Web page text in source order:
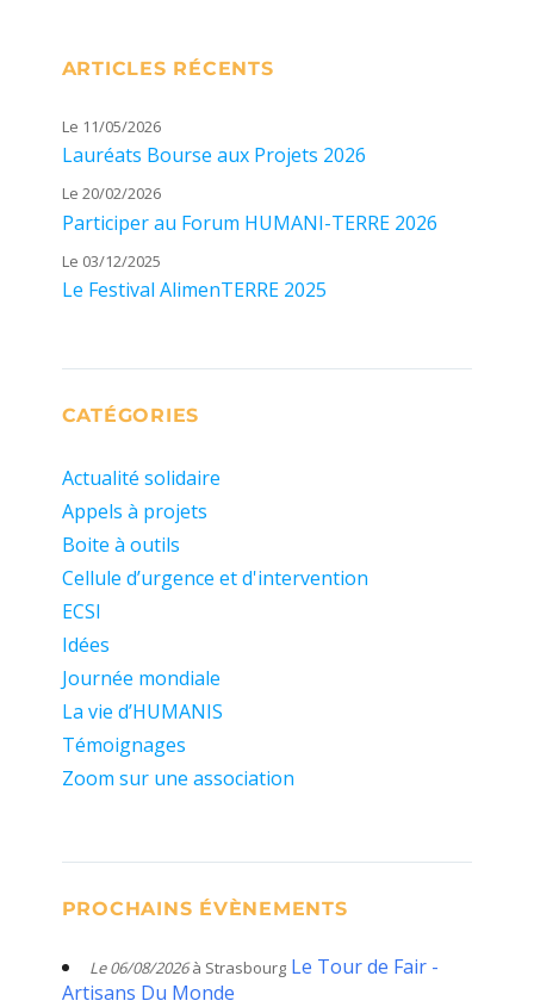
ARTICLES RÉCENTS
Le 11/05/2026
Lauréats Bourse aux Projets 2026
Le 20/02/2026
Participer au Forum HUMANI-TERRE 2026
Le 03/12/2025
Le Festival AlimenTERRE 2025
CATÉGORIES
Actualité solidaire
Appels à projets
Boite à outils
Cellule d’urgence et d'intervention
ECSI
Idées
Journée mondiale
La vie d’HUMANIS
Témoignages
Zoom sur une association
PROCHAINS ÉVÈNEMENTS
Le 06/08/2026à Strasbourg Le Tour de Fair -
Artisans Du Monde